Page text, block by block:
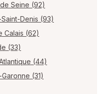
Seine (92)
Denis (93)
Calais (62)
(33)
(44)
(31)